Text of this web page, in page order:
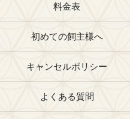
料金表
初めての飼主様へ
キャンセルポリシー
よくある質問